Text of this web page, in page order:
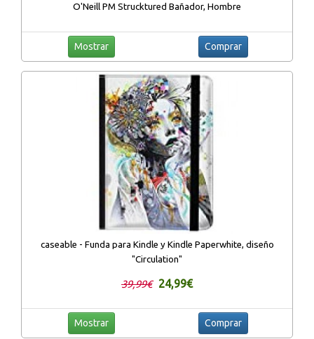
O'Neill PM Strucktured Bañador, Hombre
Mostrar Comprar
caseable - Funda para Kindle y Kindle Paperwhite, diseño
"Circulation"
39,99€ 24,99€
Mostrar Comprar